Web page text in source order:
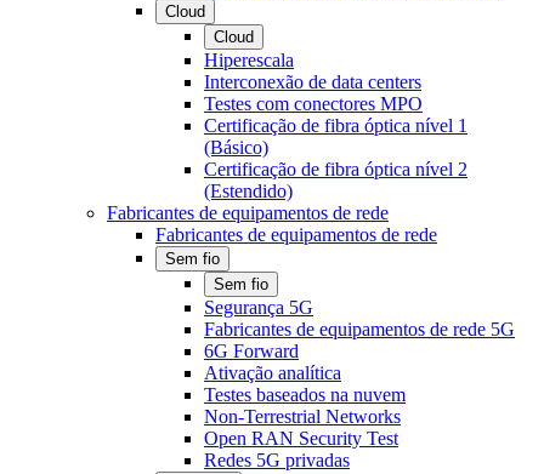
Cloud
Cloud
Hiperescala
Interconexão de data centers
Testes com conectores MPO
Certificação de fibra óptica nível 1
(Básico)
Certificação de fibra óptica nível 2
(Estendido)
Fabricantes de equipamentos de rede
Fabricantes de equipamentos de rede
Sem fio
Sem fio
Segurança 5G
Fabricantes de equipamentos de rede 5G
6G Forward
Ativação analítica
Testes baseados na nuvem
Non-Terrestrial Networks
Open RAN Security Test
Redes 5G privadas